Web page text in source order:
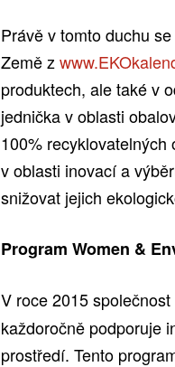
Právě v tomto duchu
Země z
produktech, ale také v
jednička v oblasti
100%
v oblasti inovací a
snižovat jejich
Program Women &
V roce 2015
každoročně podporuje
prostředí. Tento